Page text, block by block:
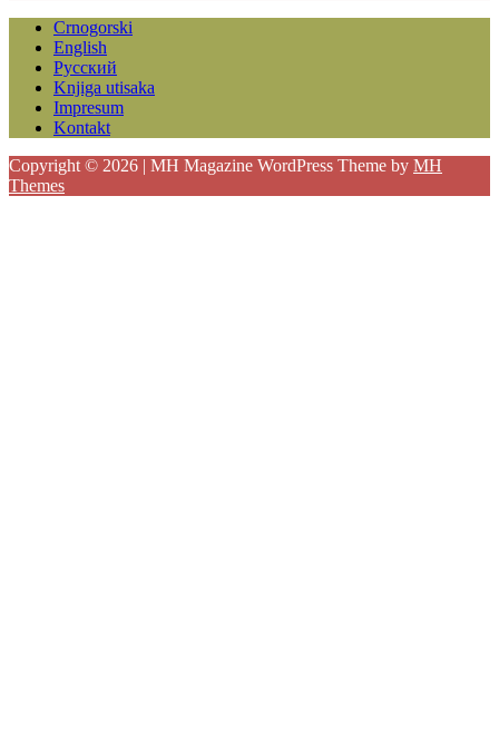
Crnogorski
English
Русский
Knjiga utisaka
Impresum
Kontakt
Copyright © 2026 | MH Magazine WordPress Theme by MH
Themes